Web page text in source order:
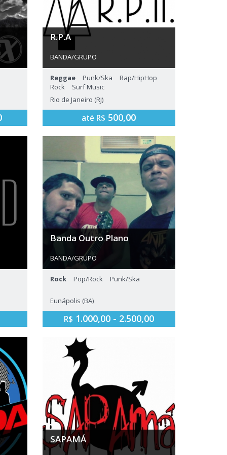
R.P.A
BANDA/GRUPO
levada de pop, formada em 2014. A
RPA tenta passar boas mensagens e
ideais através do seu som!
Reggae Punk/Ska
Rap/HipHop
Rock
Surf Music
Rio de Janeiro (RJ)
até R$ 500,00
Banda Outro Plano
BANDA/GRUPO
sul da Bahia.
Rock Pop/Rock Punk/Ska
Eunápolis (BA)
R$ 1.000,00 - 2.500,00
SAPAMÁ